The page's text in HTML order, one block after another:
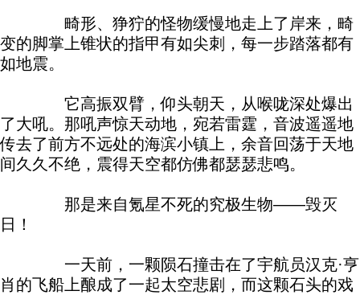
畸形、狰狞的怪物缓慢地走上了岸来，畸
变的脚掌上锥状的指甲有如尖刺，每一步踏落都有
如地震。
它高振双臂，仰头朝天，从喉咙深处爆出
了大吼。那吼声惊天动地，宛若雷霆，音波遥遥地
传去了前方不远处的海滨小镇上，余音回荡于天地
间久久不绝，震得天空都仿佛都瑟瑟悲鸣。
那是来自氪星不死的究极生物——毁灭
日！
一天前，一颗陨石撞击在了宇航员汉克·亨
肖的飞船上酿成了一起太空悲剧，而这颗石头的戏